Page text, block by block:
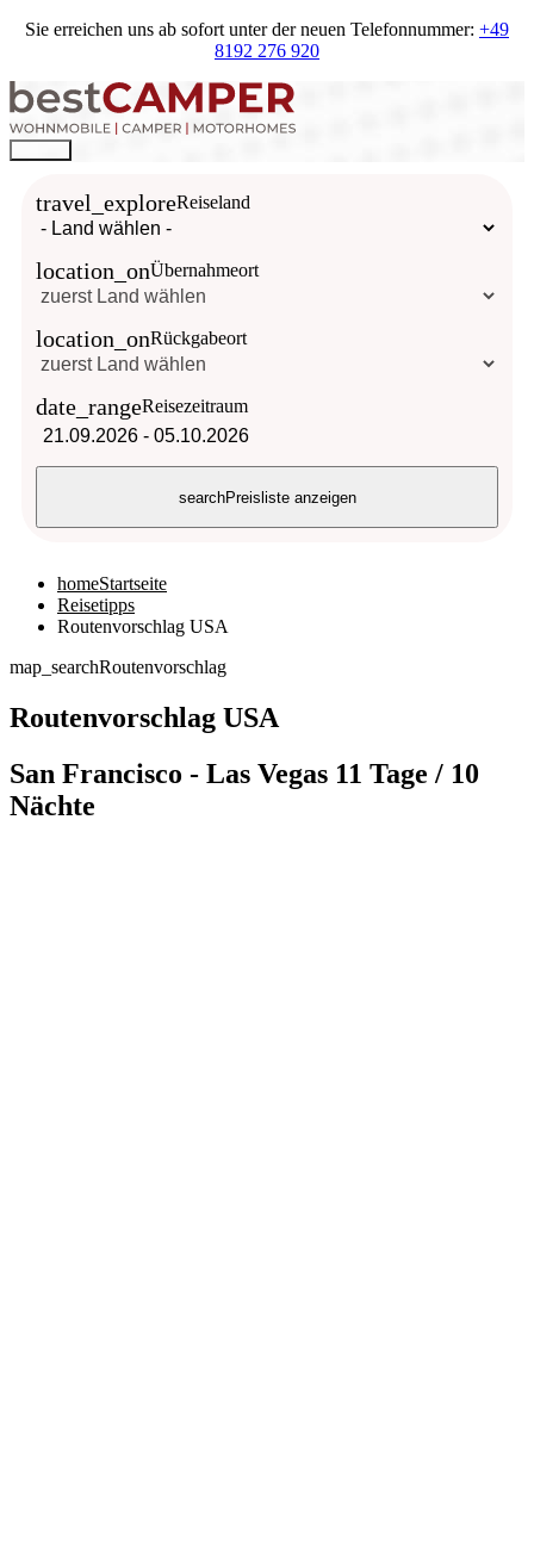
Sie erreichen uns ab sofort unter der neuen Telefonnummer: +49
8192 276 920
travel_exploreReiseland
location_onÜbernahmeort
location_onRückgabeort
date_rangeReisezeitraum
21.09.2026 - 05.10.2026
searchPreisliste anzeigen
homeStartseite
Reisetipps
Routenvorschlag USA
map_searchRoutenvorschlag
Routenvorschlag USA
San Francisco - Las Vegas 11 Tage / 10
Nächte